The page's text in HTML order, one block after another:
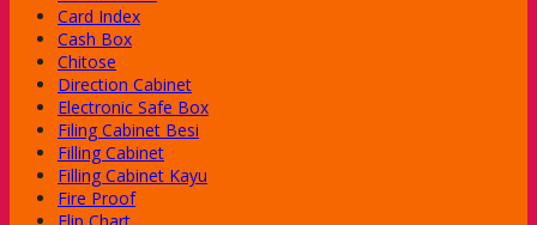
Card Index
Cash Box
Chitose
Direction Cabinet
Electronic Safe Box
Filing Cabinet Besi
Filling Cabinet
Filling Cabinet Kayu
Fire Proof